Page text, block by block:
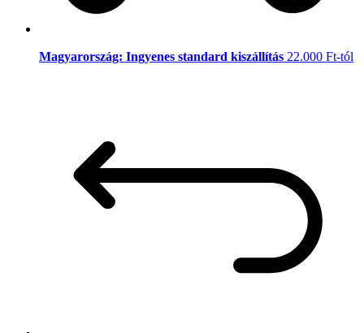
Magyarország: Ingyenes standard kiszállítás 22.000 Ft-tól